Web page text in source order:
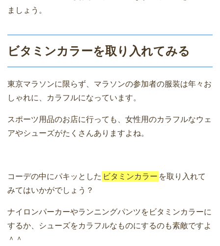
ましょう。
ビタミンカラーを取り入れてみる
東京マラソンに限らず、マラソンの参加者の服装は年々お
しゃれに、カラフルになっています。
スポーツ用品のお店に行っても、女性用のカラフルなウェ
アやシューズがたくさんありますよね。
コーデの中にパキッとした ビタミンカラー を取り入れて
みてはいかがでしょう？
ナイロンパーカーやランニングパンツをビタミンカラーに
するか、シューズをカラフルなものにするのも素敵ですよ
＾＾